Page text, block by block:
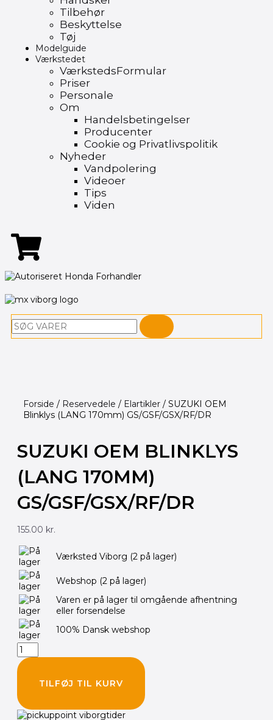
Tilbehør
Beskyttelse
Tøj
Modelguide
Værkstedet
VærkstedsFormular
Priser
Personale
Om
Handelsbetingelser
Producenter
Cookie og Privatlivspolitik
Nyheder
Vandpolering
Videoer
Tips
Viden
Søg
Forside / Reservedele / Elartikler / SUZUKI OEM
Blinklys (LANG 170mm) GS/GSF/GSX/RF/DR
SUZUKI OEM BLINKLYS
(LANG 170MM)
GS/GSF/GSX/RF/DR
155.00 kr.
Værksted Viborg (2 på lager)
Webshop (2 på lager)
Varen er på lager til omgående afhentning
eller forsendelse
100% Dansk webshop
SUZUKI
OEM
Blinklys
(LANG
170mm)
GS/GSF/GSX/RF/DR
antal
TILFØJ TIL KURV